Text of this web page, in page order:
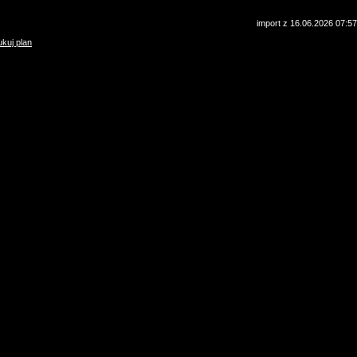
import z 16.06.2026
plan